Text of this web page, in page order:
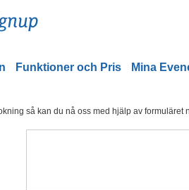
Funktioner och Pris Mina
så kan du nå oss med hjälp av formuläret